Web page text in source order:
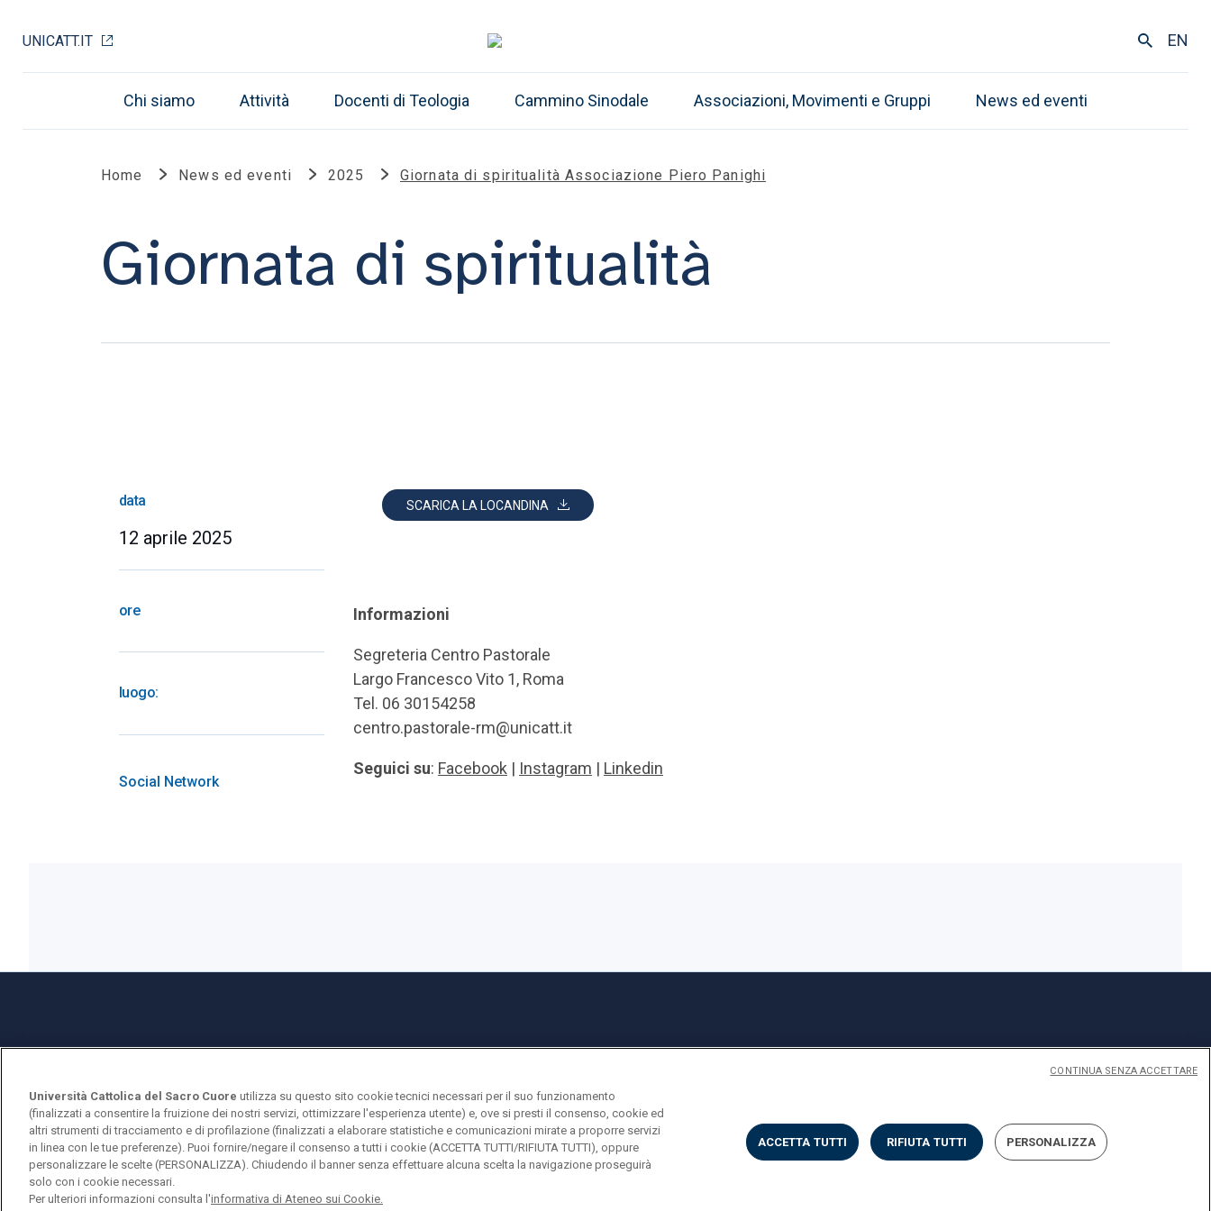
UNICATT.IT EN
Chi siamo Attività Docenti di Teologia Cammino Sinodale Associazioni, Movimenti e Gruppi News ed eventi
Home News ed eventi 2025 Giornata di spiritualità Associazione Piero Panighi
Giornata di spiritualità
data
12 aprile 2025
ore
luogo:
Social Network
SCARICA LA LOCANDINA
Informazioni
Segreteria Centro Pastorale
Largo Francesco Vito 1, Roma
Tel. 06 30154258
centro.pastorale-rm@unicatt.it
Seguici su: Facebook | Instagram | Linkedin
Università Cattolica del Sacro Cuore
Largo A. Gemelli, 1 - 20123 Milano
Università Cattolica del Sacro Cuore utilizza su questo sito cookie tecnici necessari per il suo funzionamento
(finalizzati a consentire la fruizione dei nostri servizi, ottimizzare l'esperienza utente) e, ove si presti il consenso, cookie ed
altri strumenti di tracciamento e di profilazione (finalizzati a elaborare statistiche e comunicazioni mirate a proporre servizi
in linea con le tue preferenze). Puoi fornire/negare il consenso a tutti i cookie (ACCETTA TUTTI/RIFIUTA TUTTI), oppure
personalizzare le scelte (PERSONALIZZA). Chiudendo il banner senza effettuare alcuna scelta la navigazione proseguirà
solo con i cookie necessari.
Per ulteriori informazioni consulta l'informativa di Ateneo sui Cookie.
ACCETTA TUTTI RIFIUTA TUTTI PERSONALIZZA
CONTINUA SENZA ACCETTARE